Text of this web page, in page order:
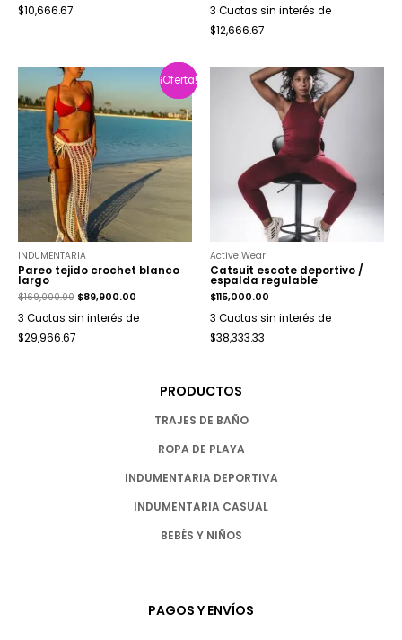
$10,666.67
3 Cuotas sin interés de
$12,666.67
¡Oferta!
¡Oferta!
INDUMENTARIA
Pareo tejido crochet blanco
largo
$169,000.00 $89,900.00
3 Cuotas sin interés de
$29,966.67
Active Wear
Catsuit escote deportivo /
espalda regulable
$115,000.00
3 Cuotas sin interés de
$38,333.33
PRODUCTOS
TRAJES DE BAÑO
ROPA DE PLAYA
INDUMENTARIA DEPORTIVA
INDUMENTARIA CASUAL
BEBÉS Y NIÑOS
PAGOS Y ENVÍOS